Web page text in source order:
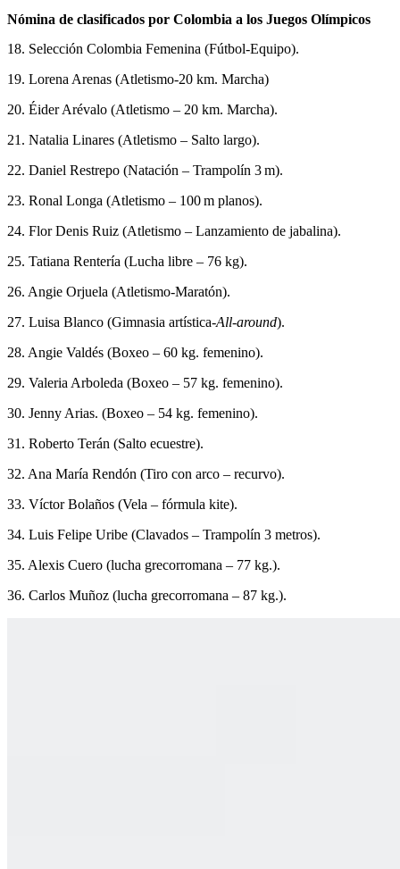
Nómina de clasificados por Colombia a los Juegos Olímpicos
18. Selección Colombia Femenina (Fútbol-Equipo).
19. Lorena Arenas (Atletismo-20 km. Marcha)
20. Éider Arévalo (Atletismo – 20 km. Marcha).
21. Natalia Linares (Atletismo – Salto largo).
22. Daniel Restrepo (Natación – Trampolín 3 m).
23. Ronal Longa (Atletismo – 100 m planos).
24. Flor Denis Ruiz (Atletismo – Lanzamiento de jabalina).
25. Tatiana Rentería (Lucha libre – 76 kg).
26. Angie Orjuela (Atletismo-Maratón).
27. Luisa Blanco (Gimnasia artística-All-around).
28. Angie Valdés (Boxeo – 60 kg. femenino).
29. Valeria Arboleda (Boxeo – 57 kg. femenino).
30. Jenny Arias. (Boxeo – 54 kg. femenino).
31. Roberto Terán (Salto ecuestre).
32. Ana María Rendón (Tiro con arco – recurvo).
33. Víctor Bolaños (Vela – fórmula kite).
34. Luis Felipe Uribe (Clavados – Trampolín 3 metros).
35. Alexis Cuero (lucha grecorromana – 77 kg.).
36. Carlos Muñoz (lucha grecorromana – 87 kg.).